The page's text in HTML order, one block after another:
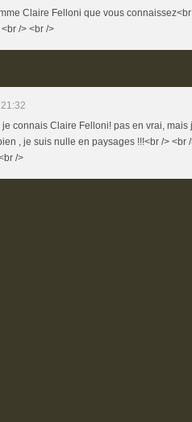
Claire Felloni que vous
/> <br />
connais Claire Felloni! pas en vrai,
, je suis nulle en paysages !!!<br />
/>